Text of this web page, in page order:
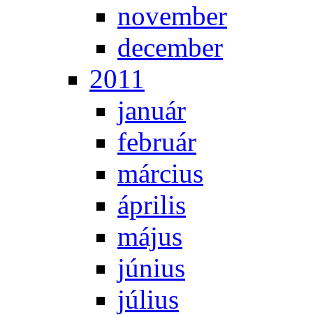
no­vem­ber
de­cem­ber
2011
ja­nu­ár
feb­ru­ár
már­ci­us
áp­ri­lis
má­jus
jú­ni­us
jú­li­us